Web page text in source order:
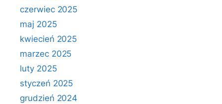
czerwiec 2025
maj 2025
kwiecień 2025
marzec 2025
luty 2025
styczeń 2025
grudzień 2024